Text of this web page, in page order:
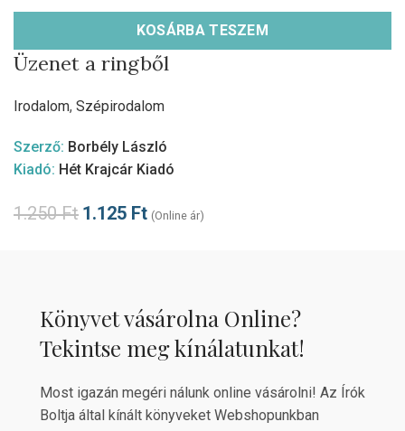
KOSÁRBA TESZEM
Üzenet a ringből
Irodalom, Szépirodalom
Szerző: Borbély László
Kiadó: Hét Krajcár Kiadó
1.250Ft 1.125 Ft (Online ár)
Könyvet vásárolna Online?
Tekintse meg kínálatunkat!
Most igazán megéri nálunk online vásárolni! Az Írók
Boltja által kínált könyveket Webshopunkban